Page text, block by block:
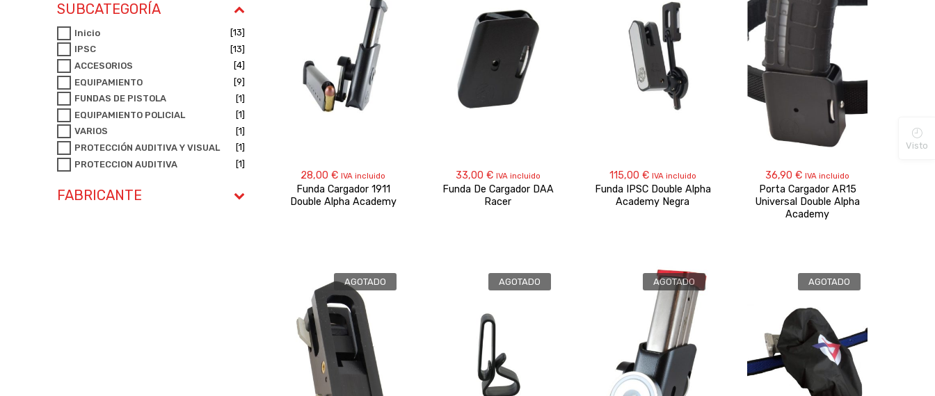
28,00€ IVA incluido
Funda Cargador 1911
Double Alpha Academy
33,00 € IVA incluido
Funda De Cargador DAA
Racer
115,00 € IVA incluido
Funda IPSC Double Alpha
Academy Negra
36,90€ IVA incluido
Porta Cargador AR15
Universal Double Alpha
Academy
AGOTADO AGOTADO AGOTADO AGOTADO
SUBCATEGORÍA
Inicio
[13]
IPSC
[13]
ACCESORIOS
[4]
EQUIPAMIENTO
[9]
FUNDAS DE PISTOLA
[1]
EQUIPAMIENTO POLICIAL
[1]
VARIOS
[1]
PROTECCIÓN AUDITIVA Y VISUAL
[1]
PROTECCION AUDITIVA
[1]
FABRICANTE
Visto